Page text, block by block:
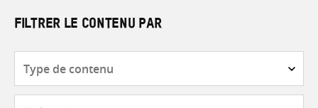
FILTRER LE CONTENU PAR
contenu